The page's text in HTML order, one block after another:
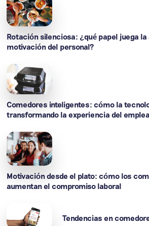
Rotación silenciosa: ¿qué papel juega
motivación del personal?
Comedores inteligentes: cómo la
transformando la experiencia del
Motivación desde el plato: cómo los
aumentan el compromiso laboral
Tendencias en